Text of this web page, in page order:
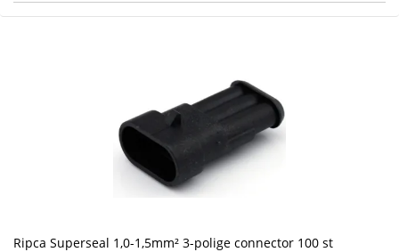
Ripca Superseal 1,0-1,5mm² 3-polige connector 100 st